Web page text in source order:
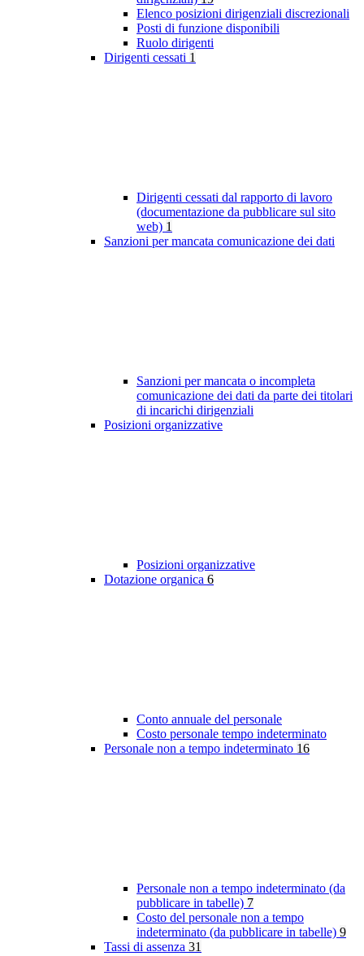
Elenco posizioni dirigenziali discrezionali
Posti di funzione disponibili
Ruolo dirigenti
Dirigenti cessati 1
Dirigenti cessati dal rapporto di lavoro
(documentazione da pubblicare sul sito
web) 1
Sanzioni per mancata comunicazione dei dati
Sanzioni per mancata o incompleta
comunicazione dei dati da parte dei titolari
di incarichi dirigenziali
Posizioni organizzative
Posizioni organizzative
Dotazione organica 6
Conto annuale del personale
Costo personale tempo indeterminato
Personale non a tempo indeterminato 16
Personale non a tempo indeterminato (da
pubblicare in tabelle) 7
Costo del personale non a tempo
indeterminato (da pubblicare in tabelle) 9
Tassi di assenza 31